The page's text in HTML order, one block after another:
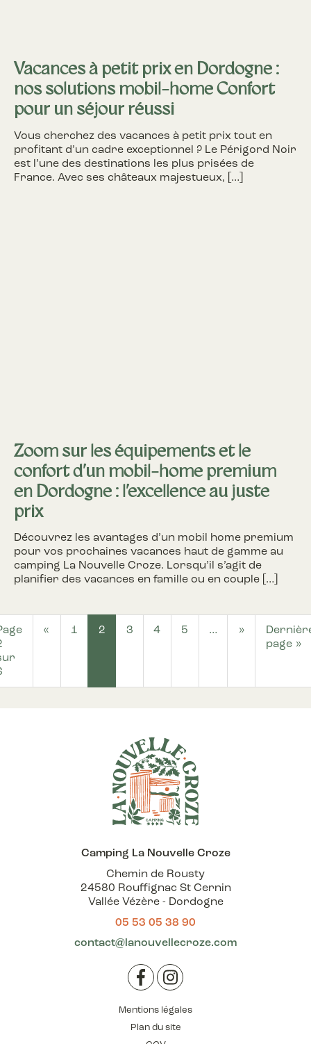
Vacances à petit prix en Dordogne :
nos solutions mobil-home Confort
pour un séjour réussi
Vous cherchez des vacances à petit prix tout en
profitant d’un cadre exceptionnel ? Le Périgord Noir
est l’une des destinations les plus prisées de
France. Avec ses châteaux majestueux, […]
Zoom sur les équipements et le
confort d’un mobil-home premium
en Dordogne : l’excellence au juste
prix
Découvrez les avantages d’un mobil home premium
pour vos prochaines vacances haut de gamme au
camping La Nouvelle Croze. Lorsqu’il s’agit de
planifier des vacances en famille ou en couple […]
« 1 2 3 4 5 … »
page »
Camping La Nouvelle Croze
Chemin de Rousty
24580 Rouffignac St Cernin
Vallée Vézère - Dordogne
05 53 05 38 90
contact@lanouvellecroze.com
Mentions légales
Plan du site